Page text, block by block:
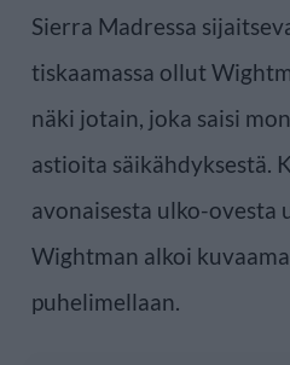
Sierra Madressa
tiskaamassa ollut
näki jotain, joka saisi
astioita säikähdyksestä.
avonaisesta ulko-ovesta
Wightman alkoi
puhelimellaan.